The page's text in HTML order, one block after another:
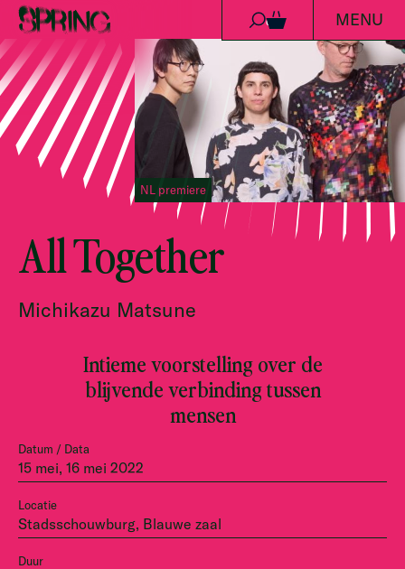
Ga naar de inhoud
0 MENU
NL premiere
All Together
Michikazu Matsune
Datum / Data
15 mei, 16 mei 2022
Locatie
Stadsschouwburg, Blauwe zaal
Duur
Intieme voorstelling over de
blijvende verbinding tussen
mensen